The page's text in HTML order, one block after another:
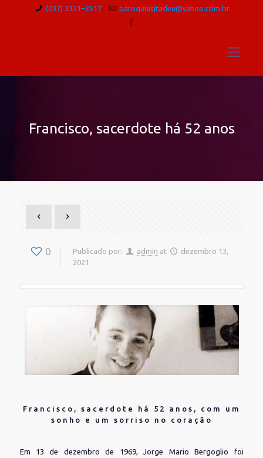
(037) 3321–2517 paroquiasjtadeu@yahoo.com.br
Francisco, sacerdote há 52 anos
0 Publicado por: admin at
dezembro 13,
2021
Francisco, sacerdote há 52 anos, com um
sonho e um sorriso no coração
Em 13 de dezembro de 1969, Jorge Mario Bergoglio foi